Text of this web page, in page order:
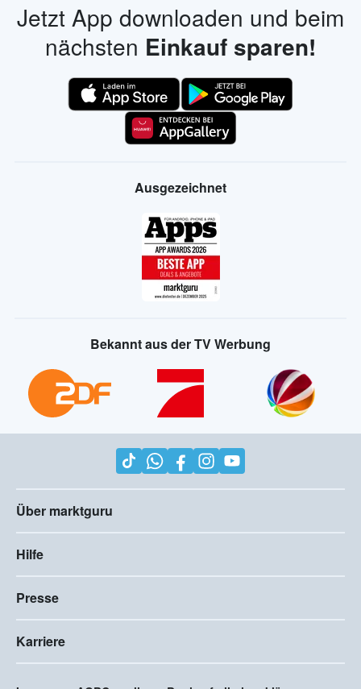
Jetzt App downloaden und beim
nächsten Einkauf sparen!
Ausgezeichnet
Bekannt aus der TV Werbung
Über marktguru
Hilfe
Presse
Karriere